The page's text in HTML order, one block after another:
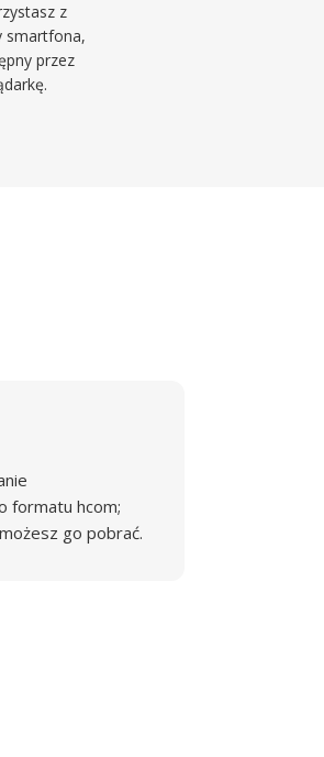
z
smartfona,
przez
formatu hcom;
go pobrać.